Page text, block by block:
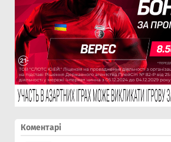
Коментарі